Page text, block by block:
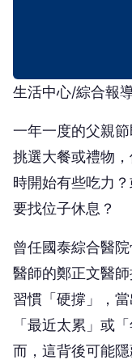
生活中心/綜合報
一年一度的父親
挑選大餐或禮物
時開始有些吃力
要找位子休息？
曾任國泰綜合醫
醫師的鄭正文醫
習慣「硬撐」，
「最近太累」或
而，這背後可能